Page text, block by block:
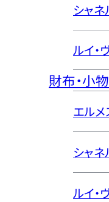
シャネ
ルイ・
財布・小物
エルメ
シャネ
ルイ・